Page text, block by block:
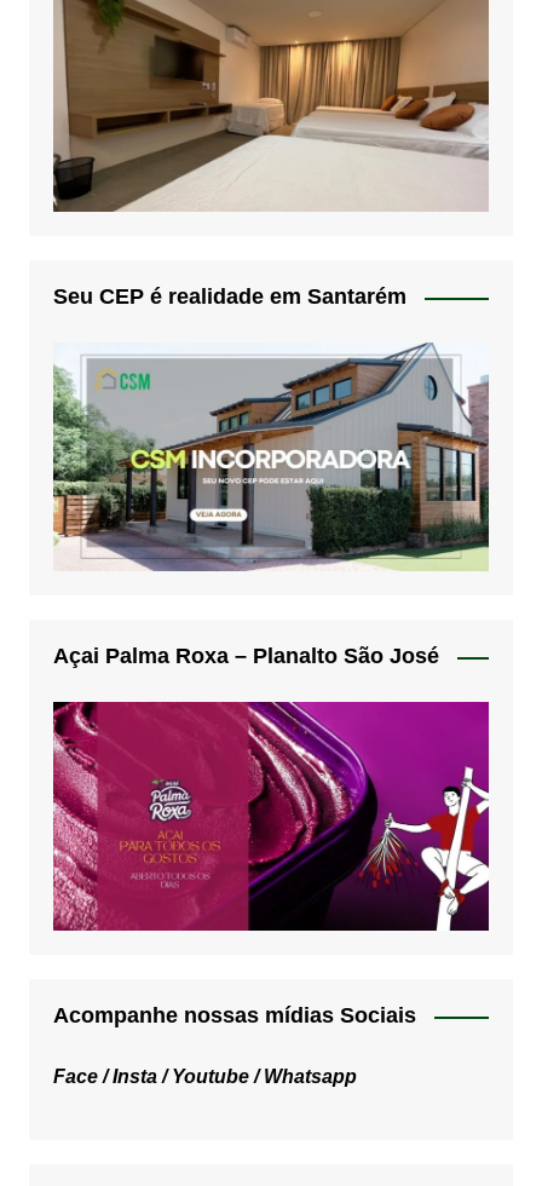
Seu CEP é realidade em Santarém
Açai Palma Roxa – Planalto São José
Acompanhe nossas mídias Sociais
Face /Insta /Youtube /Whatsapp